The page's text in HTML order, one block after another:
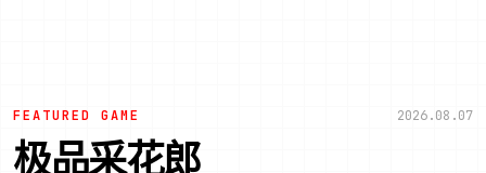
FEATURED GAME 2026.08.07
极品采花郎